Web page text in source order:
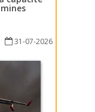
31-07-2026